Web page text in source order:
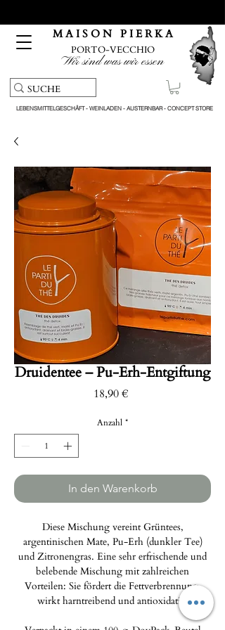
M A I S O N P I E R K A
PORTO-VECCHIO
Wir sind was wir essen
LEBENSMITTELGESCHÄFT - WEINLADEN - AUSTERNBAR - CONCEPT STORE
Druidentee – Pu-Erh-Entgiftung
18,90 €Preis
Anzahl *
In den Warenkorb
Diese Mischung vereint Grüntees,
argentinischen Mate, Pu-Erh (dunkler Tee)
und Zitronengras. Eine sehr erfrischende und
belebende Mischung mit zahlreichen
Vorteilen: Sie fördert die Fettverbrennung,
wirkt harntreibend und antioxidativ.